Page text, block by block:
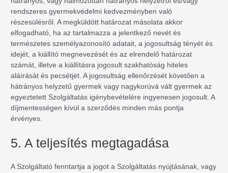
rendszeres gyermekvédelmi kedvezményben való
részesülésről. A megküldött határozat másolata akkor
elfogadható, ha az tartalmazza a jelentkező nevét és
természetes személyazonosító adatait, a jogosultság tényét és
idejét, a kiállító megnevezését és az elrendelő határozat
számát, illetve a kiállításra jogosult szakhatóság hiteles
aláírását és pecsétjét. A jogosultság ellenőrzését követően a
hátrányos helyzetű gyermek vagy nagykorúvá vált gyermek az
egyeztetett Szolgáltatás igénybevételére ingyenesen jogosult. A
díjmentességen kívül a szerződés minden más pontja
érvényes.
5. A teljesítés megtagadása
A Szolgáltató fenntartja a jogot a Szolgáltatás nyújtásának, vagy